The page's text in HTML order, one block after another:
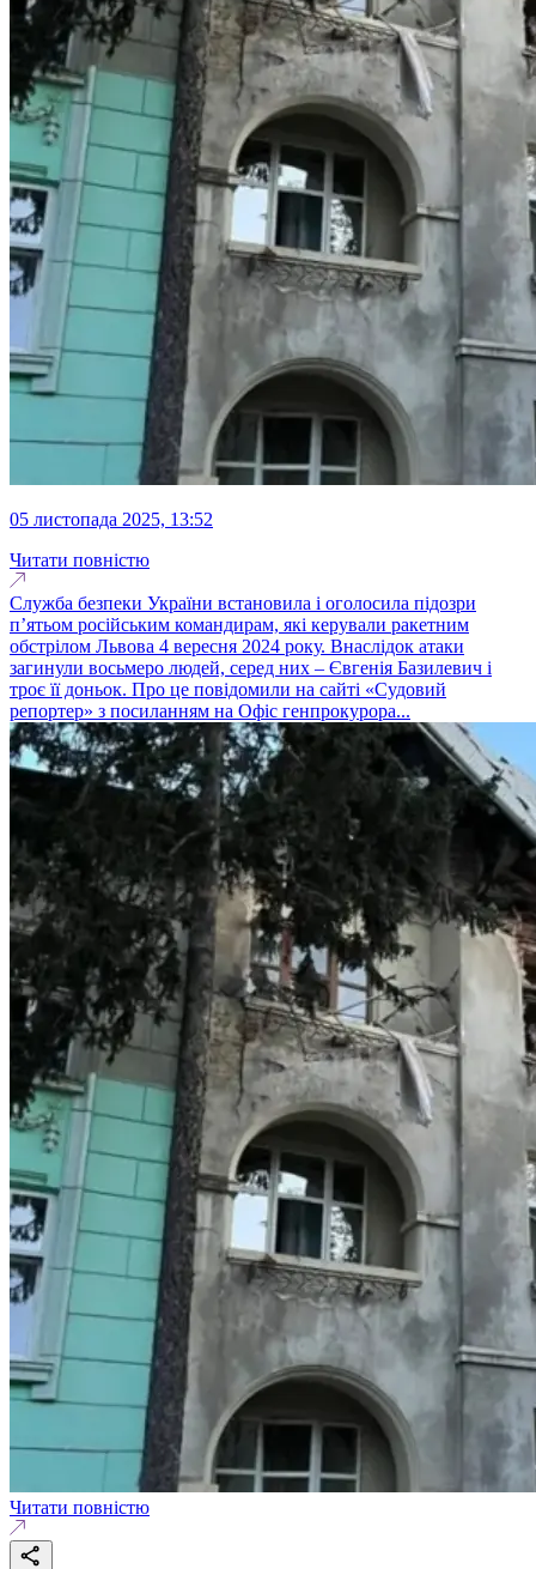
05 листопада 2025, 13:52
Читати повністю
Служба безпеки України встановила і оголосила підозри
п’ятьом російським командирам, які керували ракетним
обстрілом Львова 4 вересня 2024 року. Внаслідок атаки
загинули восьмеро людей, серед них – Євгенія Базилевич і
троє її доньок. Про це повідомили на сайті «Судовий
репортер» з посиланням на Офіс генпрокурора...
Читати повністю